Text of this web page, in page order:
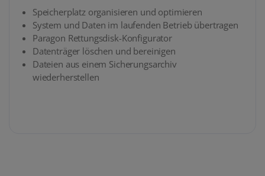
Speicherplatz organisieren und optimieren
System und Daten im laufenden Betrieb übertragen
Paragon Rettungsdisk-Konfigurator
Datenträger löschen und bereinigen
Dateien aus einem Sicherungsarchiv
wiederherstellen